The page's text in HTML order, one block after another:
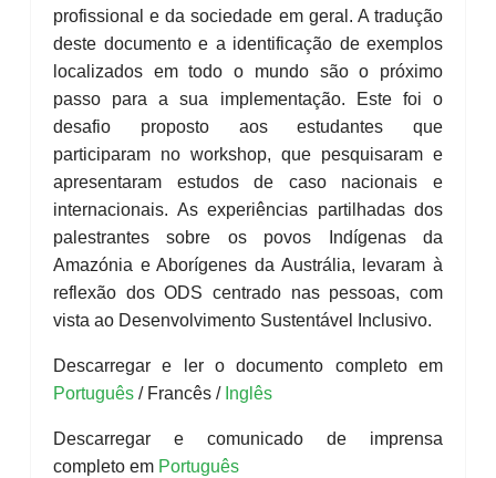
profissional e da sociedade em geral. A tradução
deste documento e a identificação de exemplos
localizados em todo o mundo são o próximo
passo para a sua implementação. Este foi o
desafio proposto aos estudantes que
participaram no workshop, que pesquisaram e
apresentaram estudos de caso nacionais e
internacionais. As experiências partilhadas dos
palestrantes sobre os povos Indígenas da
Amazónia e Aborígenes da Austrália, levaram à
reflexão dos ODS centrado nas pessoas, com
vista ao Desenvolvimento Sustentável Inclusivo.
Descarregar e ler o documento completo em
Português / Francês / Inglês
Descarregar e comunicado de imprensa
completo em Português